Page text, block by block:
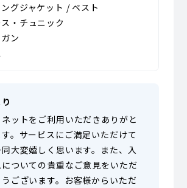
グジャケット / ベスト
・チュニック
ン
ットをご利用いただきありがと
。サービスにご満足いただけて
大変嬉しく思います。また、入
ついての貴重なご意見をいただ
ございます。お客様からいただ